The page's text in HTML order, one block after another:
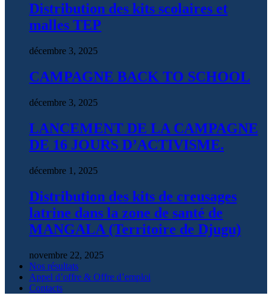
Distribution des kits scolaires et
malles TEP
décembre 3, 2025
CAMPAGNE BACK TO SCHOOL
décembre 3, 2025
LANCEMENT DE LA CAMPAGNE
DE 16 JOURS D’ACTIVISME.
décembre 1, 2025
Distribution des kits de creusages
latrine dans la zone de santé de
MANGALA (Territoire de Djugu)
novembre 22, 2025
Nos résultats
Appel d’offre & Offre d’emploi
Contacts